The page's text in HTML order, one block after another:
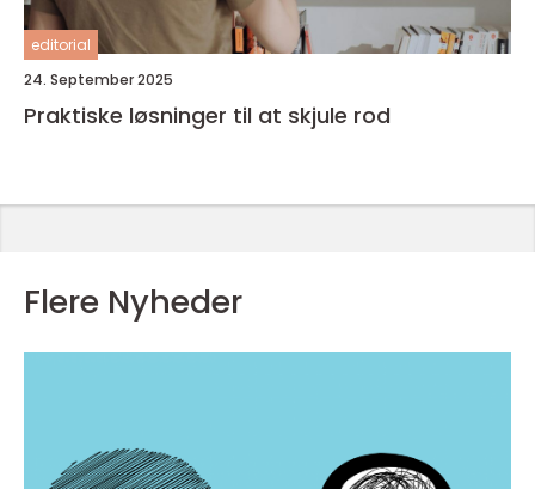
editorial
24. September 2025
Praktiske løsninger til at skjule rod
Flere Nyheder